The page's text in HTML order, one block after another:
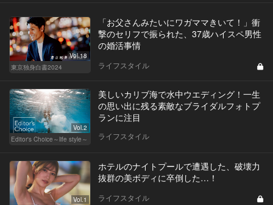
Vol.18
東京独身白書2024
「お父さんみたいにワガママきいて！」衝
撃のセリフで振られた、37歳ハイスペ男性
の婚活事情
ライフスタイル
Vol.2
Editor's Choice～life style～
美しいカリブ海で水中ウエディング！一生
の思い出に残る素敵なブライダルフォトプ
ランに注目
ライフスタイル
Vol.1
ホテルのナイトプールで遭遇した、破壊力
抜群の美ボディに卒倒した…！
ライフスタイル